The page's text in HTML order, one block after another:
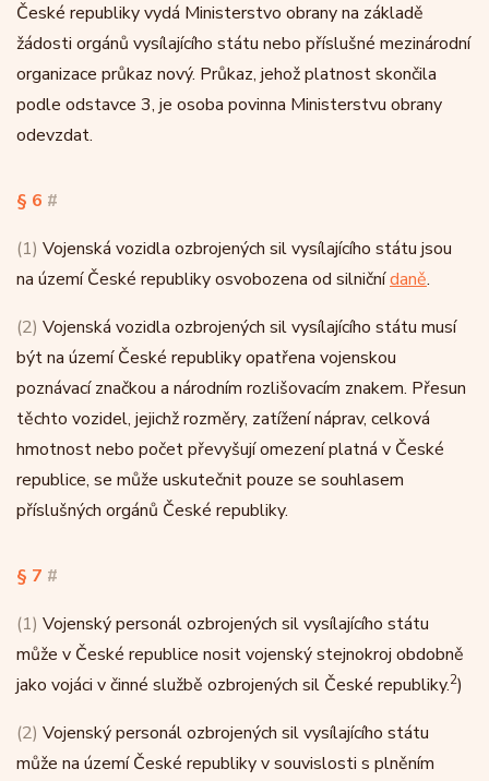
České republiky vydá Ministerstvo obrany na základě
žádosti orgánů vysílajícího státu nebo příslušné mezinárodní
organizace průkaz nový. Průkaz, jehož platnost skončila
podle odstavce 3, je osoba povinna Ministerstvu obrany
odevzdat.
§ 6 #
(1) Vojenská vozidla ozbrojených sil vysílajícího státu jsou
na území České republiky osvobozena od silničnídaně.
(2) Vojenská vozidla ozbrojených sil vysílajícího státu musí
být na území České republiky opatřena vojenskou
poznávací značkou a národním rozlišovacím znakem. Přesun
těchto vozidel, jejichž rozměry, zatížení náprav, celková
hmotnost nebo počet převyšují omezení platná v České
republice, se může uskutečnit pouze se souhlasem
příslušných orgánů České republiky.
§ 7 #
(1) Vojenský personál ozbrojených sil vysílajícího státu
může v České republice nosit vojenský stejnokroj obdobně
jako vojáci v činné službě ozbrojených sil České republiky.2)
(2) Vojenský personál ozbrojených sil vysílajícího státu
může na území České republiky v souvislosti s plněním